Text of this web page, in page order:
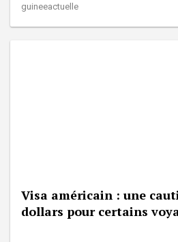
guineeactuelle
Visa américain : une
dollars pour certains